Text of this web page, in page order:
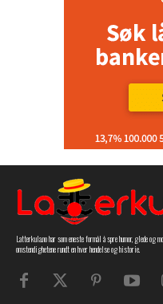
Latterkula.no har som eneste formål å spre humor, glede
omstendighetene rundt en hver hendelse og historie.